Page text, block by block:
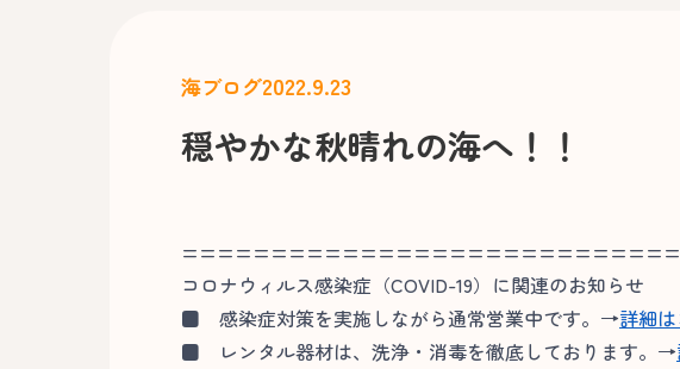
海ブログ2022.9.23
穏やかな秋晴れの海へ！！
コロナウィルス感染症（COVID-19）に関連のお知らせ
■ 感染症対策を実施しながら通常営業中です。→詳細
■ レンタル器材は、洗浄・消毒を徹底しております。→